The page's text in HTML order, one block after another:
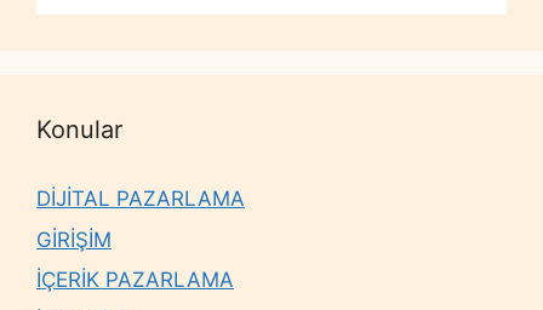
Konular
DİJİTAL PAZARLAMA
GİRİŞİM
İÇERİK PAZARLAMA